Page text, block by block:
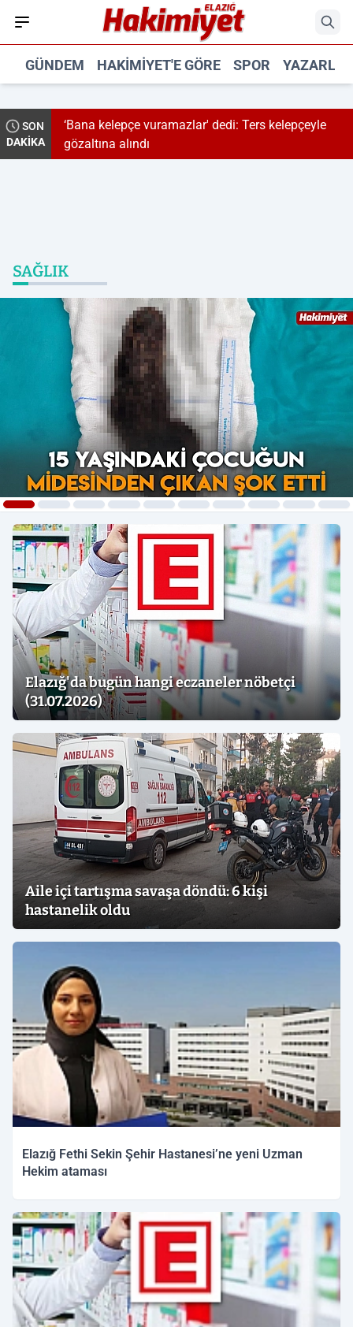
GÜNDEM HAKIMIYET'E GÖRE SPOR
SON
DAKİKA
vuramazlar' dedi: Ters kelepçeyle
Rüşvet
SAĞLIK
Elazığ'da bugün hangi eczaneler nöbetçi
(31.07.2026)
Aile içi tartışma savaşa döndü: 6 kişi
hastanelik oldu
Elazığ Fethi Sekin Şehir Hastanesi’ne yeni Uzman
Hekim ataması